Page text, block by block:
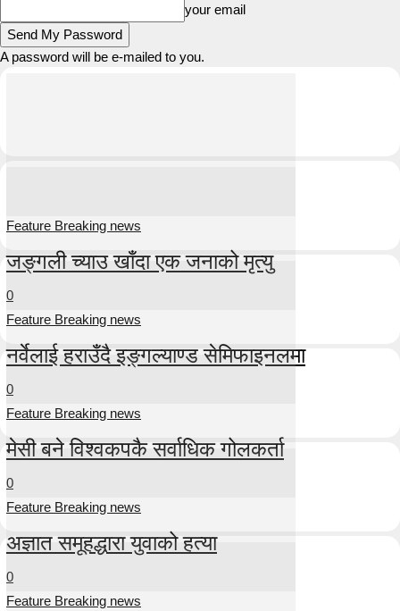
your email
A password will be e-mailed to you.
Feature Breaking news
जङ्गली च्याउ खाँदा एक जनाको मृत्यु
0
Feature Breaking news
नर्वेलाई हराउँदै इङ्गल्याण्ड सेमिफाइनलमा
0
Feature Breaking news
मेसी बने विश्वकपकै सर्वाधिक गोलकर्ता
0
Feature Breaking news
अज्ञात समूहद्धारा युवाको हत्या
0
Feature Breaking news